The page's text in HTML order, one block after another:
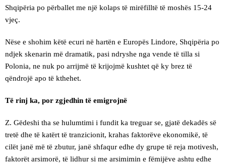
Shqipëria po përballet me një kolaps të mirëfilltë të moshës 15-24
vjeç.
Nëse e shohim këtë ecuri në hartën e Europës Lindore, Shqipëria po
ndjek skenarin më dramatik, pasi ndryshe nga vende të tilla si
Polonia, ne nuk po arrijmë të krijojmë kushtet që ky brez të
qëndrojë apo të kthehet.
Të rinj ka, por zgjedhin të emigrojnë
Z. Gëdeshi tha se hulumtimi i fundit ka treguar se, gjatë dekadës së
tretë dhe të katërt të tranzicionit, krahas faktorëve ekonomikë, të
cilët janë më të zbutur, janë shfaqur edhe dy grupe të reja motivesh,
faktorët arsimorë, të lidhur si me arsimimin e fëmijëve ashtu edhe